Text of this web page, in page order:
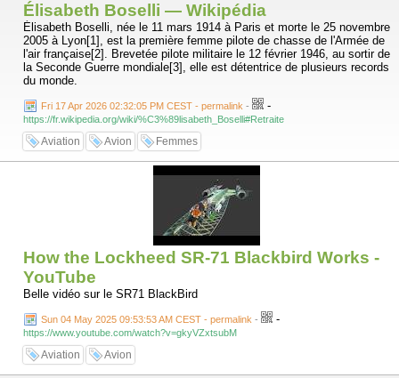
Élisabeth Boselli — Wikipédia
Élisabeth Boselli, née le 11 mars 1914 à Paris et morte le 25 novembre
2005 à Lyon[1], est la première femme pilote de chasse de l'Armée de
l'air française[2]. Brevetée pilote militaire le 12 février 1946, au sortir de
la Seconde Guerre mondiale[3], elle est détentrice de plusieurs records
du monde.
Fri 17 Apr 2026 02:32:05 PM CEST - permalink - -
https://fr.wikipedia.org/wiki/%C3%89lisabeth_Boselli#Retraite
Aviation Avion Femmes
How the Lockheed SR-71 Blackbird Works -
YouTube
Belle vidéo sur le SR71 BlackBird
Sun 04 May 2025 09:53:53 AM CEST - permalink - -
https://www.youtube.com/watch?v=gkyVZxtsubM
Aviation Avion